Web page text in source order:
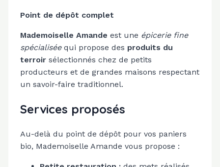
Point de dépôt complet
Mademoiselle Amande est une épicerie fine
spécialiséequi propose des produits du
terroirsélectionnés chez de petits
producteurs et de grandes maisons respectant
un savoir-faire traditionnel.
Services proposés
Au-delà du point de dépôt pour vos paniers
bio, Mademoiselle Amande vous propose :